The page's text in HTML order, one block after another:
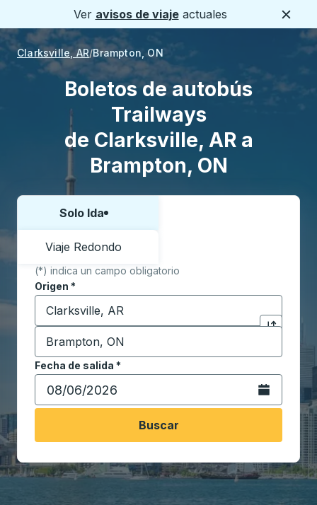
Ver avisos de viajeactuales
Clarksville, AR Brampton, ON
Boletos de autobús
Trailways
de Clarksville, AR a
Brampton, ON
Elija una forma o viaje de ida y vuelta:
Solo Ida
Viaje Redondo
(*) indica un campo obligatorio
Origen *
Comience a escribir la ciudad de origen para abrir
Haga clic
Destino*
Comience a escribir la ciudad de destino para
Fecha de salida *
Escriba la fecha en formato de fecha Barra diagonal
Abra el
Buscar